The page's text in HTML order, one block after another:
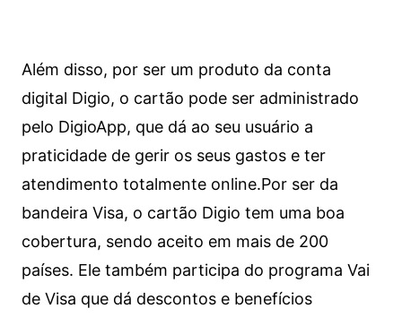
Além disso, por ser um produto da conta
digital Digio, o cartão pode ser administrado
pelo DigioApp, que dá ao seu usuário a
praticidade de gerir os seus gastos e ter
atendimento totalmente online.Por ser da
bandeira Visa, o cartão Digio tem uma boa
cobertura, sendo aceito em mais de 200
países. Ele também participa do programa Vai
de Visa que dá descontos e benefícios